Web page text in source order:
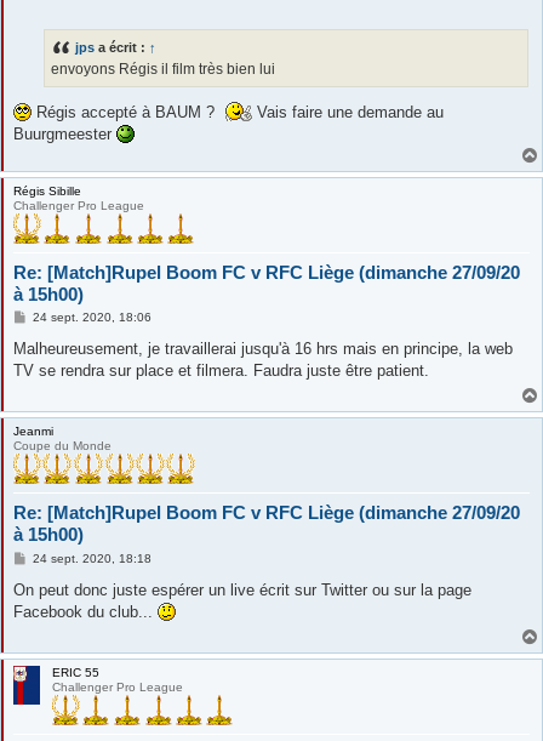
jps a écrit : ↑
envoyons Régis il film très bien lui
Régis accepté à BAUM ?
Vais faire une demande au
Buurgmeester
Régis Sibille
Challenger Pro League
Re: [Match]Rupel Boom FC v RFC Liège (dimanche 27/09/20
à 15h00)
M
s
a
24 sept. 2020, 18:06
Malheureusement, je travaillerai jusqu'à 16 hrs mais en principe, la web
TV se rendra sur place et filmera. Faudra juste être patient.
Jeanmi
Coupe du Monde
Re: [Match]Rupel Boom FC v RFC Liège (dimanche 27/09/20
à 15h00)
M
s
a
24 sept. 2020, 18:18
On peut donc juste espérer un live écrit sur Twitter ou sur la page
Facebook du club...
ERIC 55
Challenger Pro League